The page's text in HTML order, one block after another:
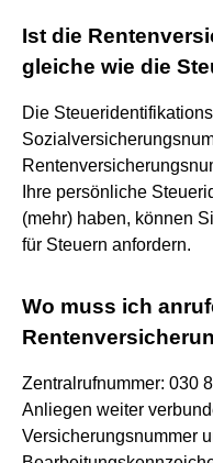
Ist die
gleiche wie die
Die
Ihre persönliche
(mehr) haben, können
für Steuern anfordern.
Wo muss ich
Zentralrufnummer: 030
Anliegen weiter
Versicherungsnummer